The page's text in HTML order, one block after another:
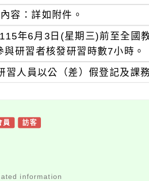
容：詳如附件。
年6月3日(星期三)前至全國
研習者核發研習時數7小時。
習人員以公（差）假登記及課
員 訪客
information